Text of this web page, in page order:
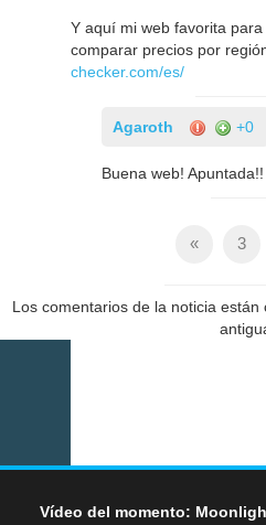
Y aquí mi web favorita
comparar precios por
checker.com/es/
Agaroth +0
Buena web! Apuntada!!
« 3
Los comentarios de la noticia
Vídeo del momento: